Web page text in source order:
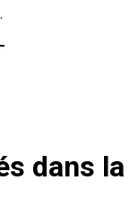
dans la